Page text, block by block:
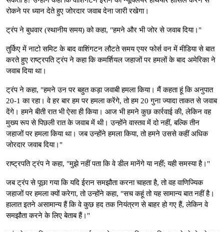
रोकने पर ध्यान देते हुए जोरदार जवाब देना जारी रखेगा।
ट्रंप ने बुधवार (स्थानीय समय) को कहा, "हमने और भी जोर से जवाब दिया।"
तुर्किए में नाटो समिट के बाद वाशिंगटन लौटते समय एयर फोर्स वन में मीडिया से बात
करते हुए राष्ट्रपति ट्रंप ने कहा कि कमर्शियल जहाजों पर हमलों के बाद अमेरिका ने
जवाब दिया था।
ट्रंप ने कहा, "हमने उन पर बहुत कड़ा जवाबी हमला किया। मैं कहता हूं कि अनुपात
20-1 का रहा। वे हर बार हम पर हमला करेंगे, तो हम 20 गुना ज्यादा ताकत से जवाब
देंगे। हमने बीती रात भी ऐसा ही किया। आज भी हमने कुछ कार्रवाई की, लेकिन वह
मुख्य रूप से पिछली रात के जवाब में थी। उन्होंने वास्तव में दो नहीं, बल्कि तीन
जहाजों पर हमला किया था। जब उन्होंने हमला किया, तो हमने उससे कहीं अधिक
जोरदार जवाब दिया।"
राष्ट्रपति ट्रंप ने कहा, "मुझे नहीं पता कि वे डील मानेंगे या नहीं; यही समस्या है।"
जब ट्रंप से पूछा गया कि यदि ईरान समझौता करना चाहता है, तो वह वाणिज्यिक
जहाजों पर हमला क्यों करेगा, तो उन्होंने कहा, "सच कहूं तो यह सामान्य बात नहीं है।
हालात इतने असामान्य हैं कि वे कुछ हद तक नियंत्रण से बाहर हो गए हैं, लेकिन वे
समझौता करने के लिए बेताब हैं।"